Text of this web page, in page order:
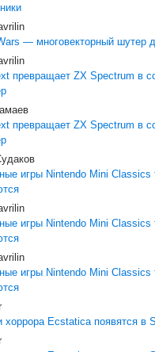
— многовекторный шутер
превращает ZX Spectrum в
превращает ZX Spectrum в
игры Nintendo Mini Classics
игры Nintendo Mini Classics
игры Nintendo Mini Classics
хоррора Ecstatica появятся в